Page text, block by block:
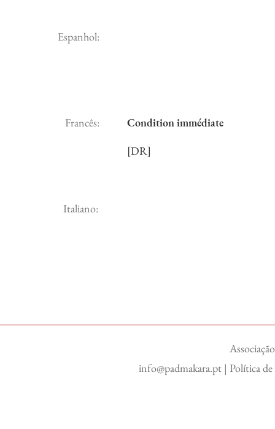
Espanhol:
Francês:
Condition immédiate
[DR]
Italiano:
info@padmakara.pt | Política